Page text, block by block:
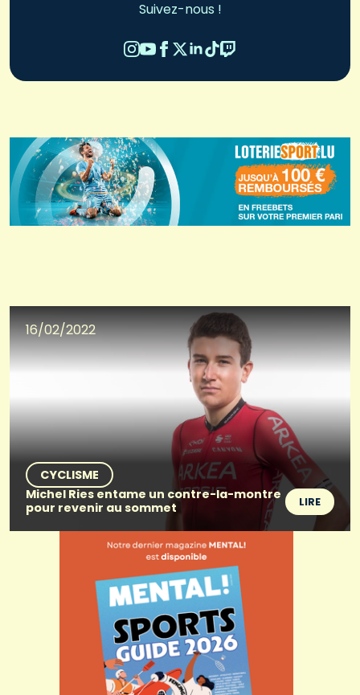
Suivez-nous !
16/02/2022
CYCLISME
Michel Ries entame un contre-la-montre
pour revenir au sommet
LIRE